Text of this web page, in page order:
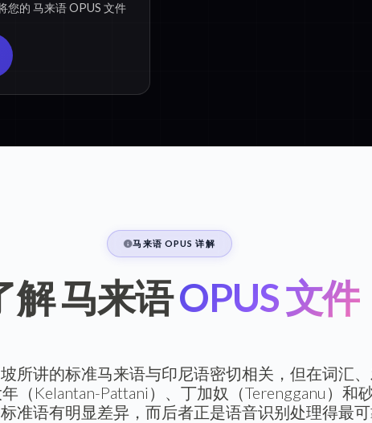
您的 马来语 OPUS 文件
马来语 OPUS 详解
解 马来语OPUS 文件
所讲的标准马来语与印尼语密切相关，但在词汇
（Kelantan-Pattani）、丁加奴（Terengganu）和
准语有明显差异，而后者正是语音识别处理得最可